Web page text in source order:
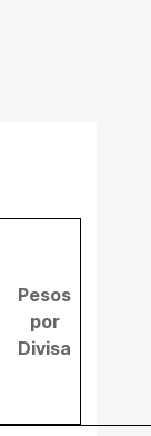
Pesos
por
Divisa